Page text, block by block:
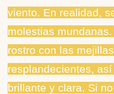
viento. En realidad,
molestias
rostro con las
resplandecientes,
brillante y clara. Si